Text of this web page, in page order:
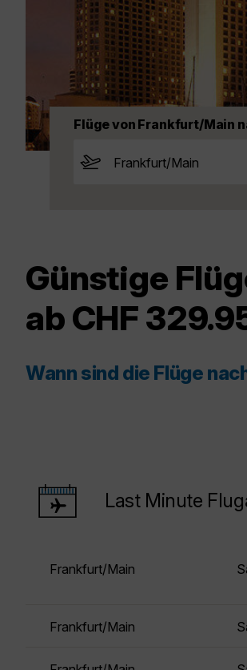
Flüge von Frankfurt/Main
Günstige
ab CHF
Wann sind die Flüge
Last Minute
Frankfurt/Main
Frankfurt/Main